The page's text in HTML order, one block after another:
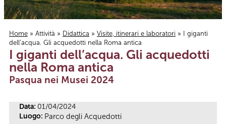
Tu sei qui
Home » Attività » Didattica » Visite, itinerari e laboratori » I giganti
dell’acqua. Gli acquedotti nella Roma antica
I giganti dell’acqua. Gli acquedotti
nella Roma antica
Pasqua nei Musei 2024
Data: 01/04/2024
Luogo: Parco degli Acquedotti